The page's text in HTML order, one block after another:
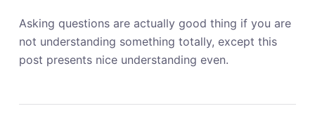
Asking questions are actually good thing if you are
not understanding something totally, except this
post presents nice understanding even.